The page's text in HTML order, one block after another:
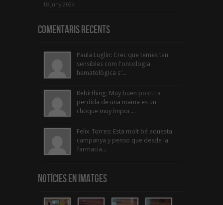
18 juny 2024
Comentaris Recents
Paula Luglin: Crec que temes tan
sensibles com l'oncologia
hematològica s'...
Rebirthing: Muy buen post! La
perdida de una mama es un
choque muy impor...
Felix Torres: Esta molt bé aquesta
campanya y penso que desde la
farmacia...
Notícies en Imatges